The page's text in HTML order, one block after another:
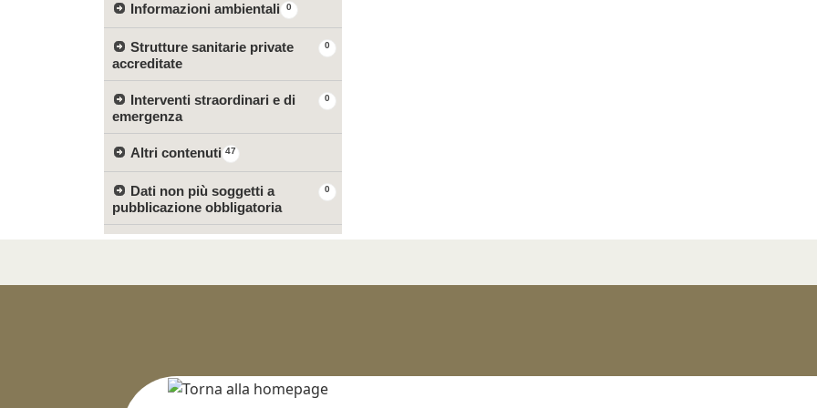
0
Informazioni ambientali
0
Strutture sanitarie private
accreditate
0
Interventi straordinari e di
emergenza
47
Altri contenuti
0
Dati non più soggetti a
pubblicazione obbligatoria